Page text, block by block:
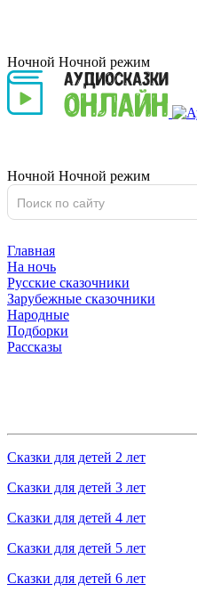
Ночной Ночной режим
Ночной Ночной режим
Главная
На ночь
Русские сказочники
Зарубежные сказочники
Народные
Подборки
Рассказы
Сказки для детей 2 лет
Сказки для детей 3 лет
Сказки для детей 4 лет
Сказки для детей 5 лет
Сказки для детей 6 лет